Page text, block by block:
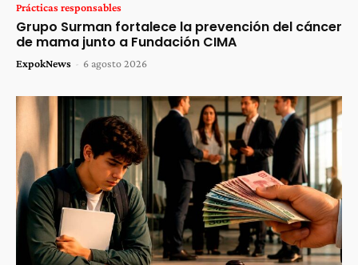
Prácticas responsables
Grupo Surman fortalece la prevención del cáncer
de mama junto a Fundación CIMA
ExpokNews - 6 agosto 2026